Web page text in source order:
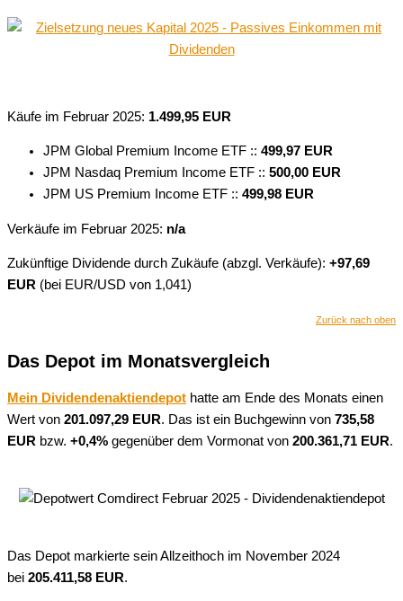
Käufe im Februar 2025: 1.499,95 EUR
JPM Global Premium Income ETF :: 499,97 EUR
JPM Nasdaq Premium Income ETF :: 500,00 EUR
JPM US Premium Income ETF :: 499,98 EUR
Verkäufe im Februar 2025: n/a
Zukünftige Dividende durch Zukäufe (abzgl. Verkäufe): +97,69
EUR (bei EUR/USD von 1,041)
Zurück nach oben
Das Depot im Monatsvergleich
Mein Dividendenaktiendepot hatte am Ende des Monats einen
Wert von 201.097,29 EUR. Das ist ein Buchgewinn von 735,58
EUR bzw. +0,4% gegenüber dem Vormonat von 200.361,71 EUR.
Das Depot markierte sein Allzeithoch im November 2024
bei 205.411,58 EUR.